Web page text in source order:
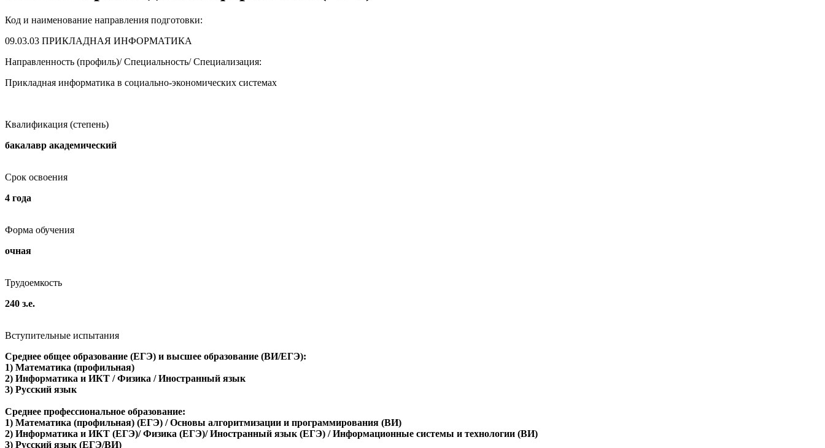
Код и наименование направления подготовки:
09.03.03 ПРИКЛАДНАЯ ИНФОРМАТИКА
Направленность (профиль)/ Специальность/ Специализация:
Прикладная информатика в социально-экономических системах
Квалификация (степень)
бакалавр академический
Срок освоения
4 года
Форма обучения
очная
Трудоемкость
240 з.е.
Вступительные испытания
Среднее общее образование (ЕГЭ) и высшее образование (ВИ/ЕГЭ):
1) Математика (профильная)
2) Информатика и ИКТ / Физика / Иностранный язык
3) Русский язык
Среднее профессиональное образование:
1) Математика (профильная) (ЕГЭ) / Основы алгоритмизации и программирования (ВИ)
2) Информатика и ИКТ (ЕГЭ)/ Физика (ЕГЭ)/ Иностранный язык (ЕГЭ) / Информационные системы и технологии (ВИ)
3) Русский язык (ЕГЭ/ВИ)